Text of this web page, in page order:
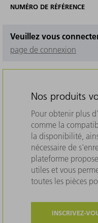
NUMÉRO DE RÉFÉRENCE
Veuillez vous
page de connexion
Nos produits
Pour obtenir plus
comme la
la disponibilité,
nécessaire de
plateforme
utiles et vous
toutes les pièces
INSCRIVEZ-